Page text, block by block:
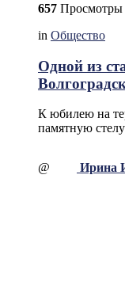
657 Просмотры
in Общество
Одной из
К юбилею на
памятную
@ Ирина